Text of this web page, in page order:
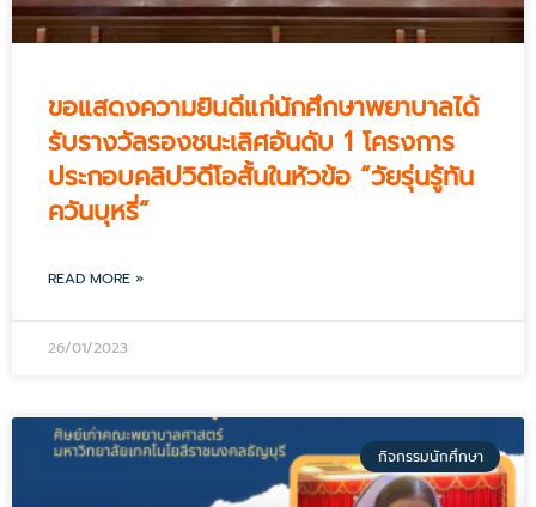
ขอแสดงความยินดีแก่นักศึกษาพยาบาลได้
รับรางวัลรองชนะเลิศอันดับ 1 โครงการ
ประกอบคลิปวิดีโอสั้นในหัวข้อ “วัยรุ่นรู้ทัน
ควันบุหรี่”
READ MORE »
26/01/2023
กิจกรรมนักศึกษา